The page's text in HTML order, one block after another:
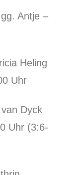
Antje –
Heling
Uhr
Dyck
Uhr (3:6-